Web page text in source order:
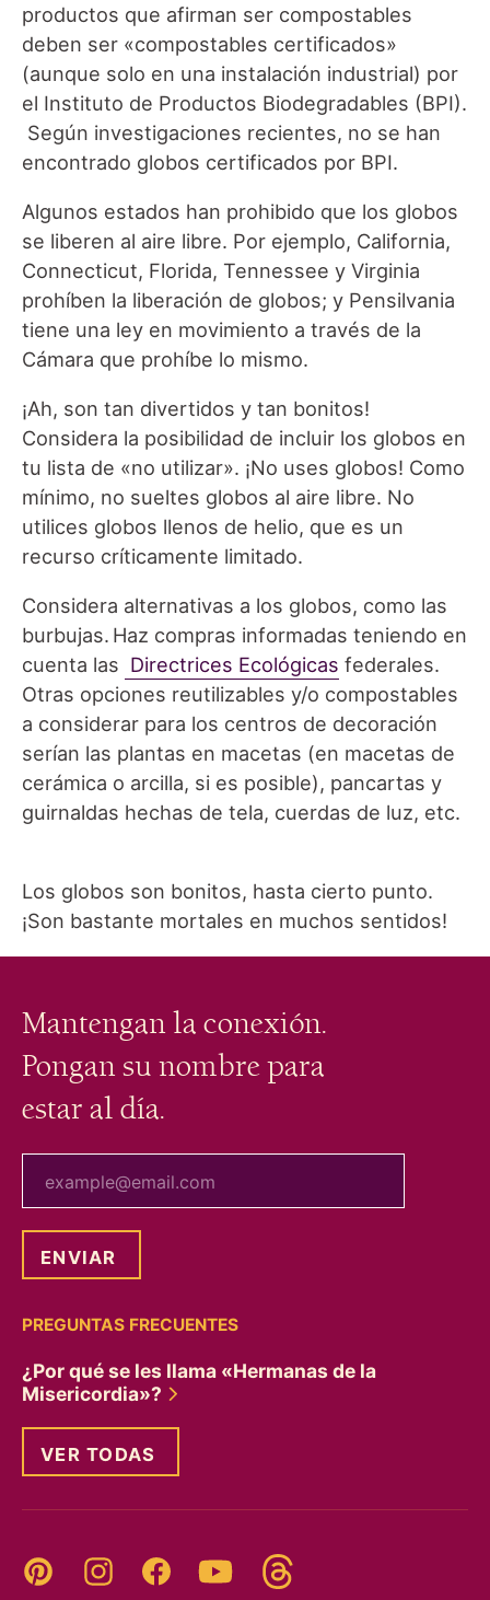
productos que afirman ser compostables
deben ser «compostables certificados»
(aunque solo en una instalación industrial) por
el Instituto de Productos Biodegradables (BPI).
Según investigaciones recientes, no se han
encontrado globos certificados por BPI.
Algunos estados han prohibido que los globos
se liberen al aire libre. Por ejemplo, California,
Connecticut, Florida, Tennessee y Virginia
prohíben la liberación de globos; y Pensilvania
tiene una ley en movimiento a través de la
Cámara que prohíbe lo mismo.
¡Ah, son tan divertidos y tan bonitos!
Considera la posibilidad de incluir los globos en
tu lista de «no utilizar». ¡No uses globos! Como
mínimo, no sueltes globos al aire libre. No
utilices globos llenos de helio, que es un
recurso críticamente limitado.
Considera alternativas a los globos, como las
burbujas. Haz compras informadas teniendo en
cuenta las Directrices Ecológicas federales.
Otras opciones reutilizables y/o compostables
a considerar para los centros de decoración
serían las plantas en macetas (en macetas de
cerámica o arcilla, si es posible), pancartas y
guirnaldas hechas de tela, cuerdas de luz, etc.
Los globos son bonitos, hasta cierto punto.
¡Son bastante mortales en muchos sentidos!
Mantengan la conexión.
Pongan su nombre para
estar al día.
PREGUNTAS FRECUENTES
¿Por qué se les llama «Hermanas de la
Misericordia»?
VER TODAS
Pinterest InstagramFacebookYouTube